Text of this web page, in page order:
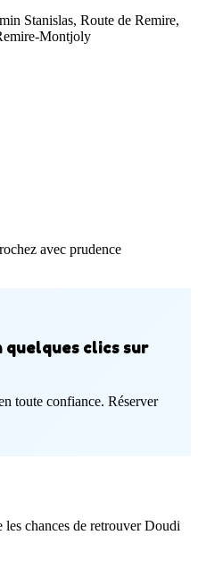
Stanislas, Route de Remire,
Montjoly
avec prudence
clics sur
toute confiance. Réserver
les chances de retrouver Doudi